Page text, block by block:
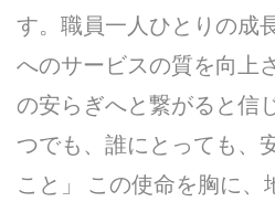
す。職員一人ひとりの成
へのサービスの質を向上
の安らぎへと繋がると信
つでも、誰にとっても、
こと」 この使命を胸に